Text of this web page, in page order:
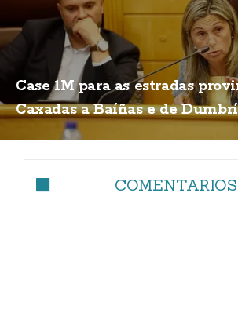
Case 1M para as estradas
Caxadas a Baíñas e de
COMENTARIOS